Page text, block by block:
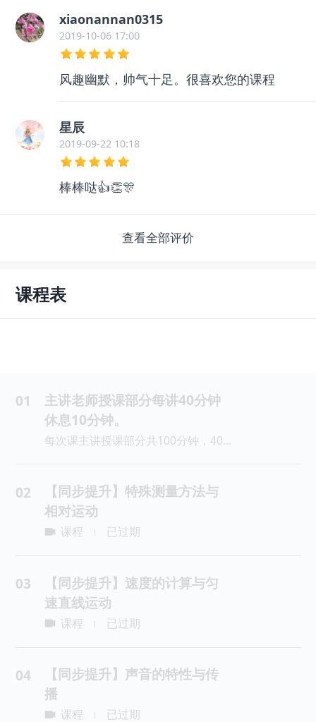
xiaonannan0315
2019-10-06 17:00
风趣幽默，帅气十足。很喜欢您的课程
星辰
2019-09-22 10:18
棒棒哒👍👏🎊
查看全部评价
课程表
01
主讲老师授课部分每讲40分钟
休息10分钟。
每次课主讲授课部分共100分钟，40分钟算1课时，100分钟=2.5课时。
02
【同步提升】特殊测量方法与
相对运动
课程 已过期
03
【同步提升】速度的计算与匀
速直线运动
课程 已过期
04
【同步提升】声音的特性与传
播
课程 已过期